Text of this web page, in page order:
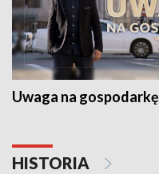
Uwaga na gospodarkę
HISTORIA